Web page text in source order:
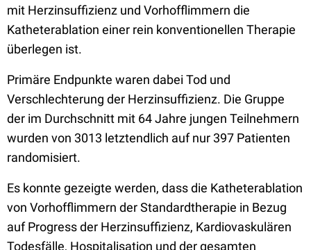
mit Herzinsuffizienz und Vorhofflimmern die
Katheterablation einer rein konventionellen Therapie
überlegen ist.
Primäre Endpunkte waren dabei Tod und
Verschlechterung der Herzinsuffizienz. Die Gruppe
der im Durchschnitt mit 64 Jahre jungen Teilnehmern
wurden von 3013 letztendlich auf nur 397 Patienten
randomisiert.
Es konnte gezeigte werden, dass die Katheterablation
von Vorhofflimmern der Standardtherapie in Bezug
auf Progress der Herzinsuffizienz, Kardiovaskulären
Todesfälle, Hospitalisation und der gesamten